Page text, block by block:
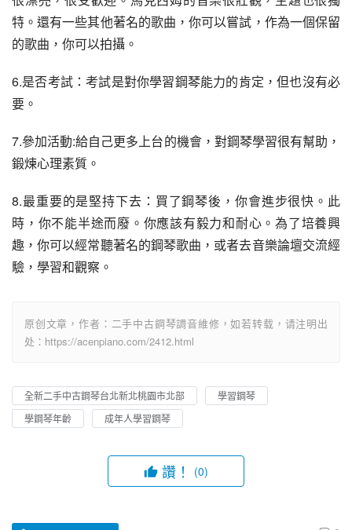
特。還有一些其他著名的歌曲，你可以嘗試，作為一個保留
的歌曲，你可以拍攝。
6.是否考試：考試是對你學習鋼琴能力的肯定，但也沒有必
要。
7.參加活動:給自己更多上台的機會，對鋼琴學習很有幫助，
鍛煉心理素質。
8.最重要的是堅持下去：買了鋼琴後，你會進步很快。此
時，你不能半途而廢。你應該有毅力和耐心。為了培養興
趣，你可以經常聽著名的鋼琴歌曲，或者去音樂論壇交流經
驗，學習和觀察。
原创文章，作者：二手中古鋼琴調音維修，如若转载，请注明出
处：https://acenpiano.com/2412.html
全新二手中古鋼琴台北新北桃園市北部
學習鋼琴
學鋼琴年齡
成年人學習鋼琴
讚！ (0)